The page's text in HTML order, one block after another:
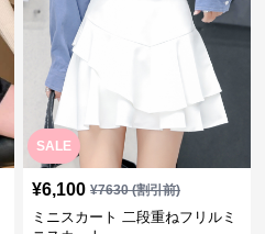
SALE
¥6,100 ¥7630(割引前)
ミニスカート 二段重ねフリルミ